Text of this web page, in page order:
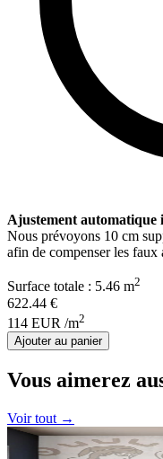
Ajustement automatique
Nous prévoyons 10 cm
afin de compenser les faux
Surface totale : 5.46 m2
622.44 €
114 EUR /m2
Ajouter au panier
Vous aimerez
Voir tout →